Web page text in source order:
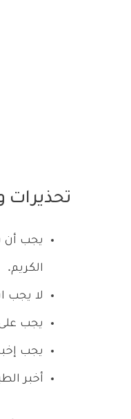
تحذيرات
يجب أن
الكريم.
لا يجب
يجب
يجب
أخبر